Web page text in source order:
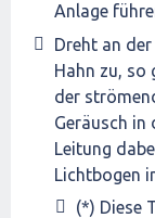
Anlage
Dreht an
Hahn zu, so
der
Geräusch in
Leitung
Lichtbogen
(*) Diese